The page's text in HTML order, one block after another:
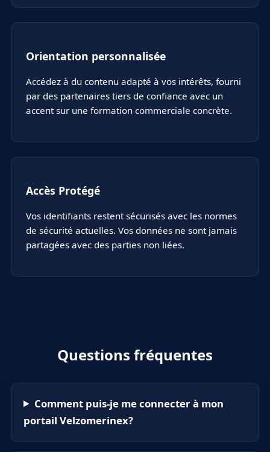
Orientation personnalisée
Accédez à du contenu adapté à vos intérêts, fourni
par des partenaires tiers de confiance avec un
accent sur une formation commerciale concrète.
Accès Protégé
Vos identifiants restent sécurisés avec les normes
de sécurité actuelles. Vos données ne sont jamais
partagées avec des parties non liées.
Questions fréquentes
Comment puis-je me connecter à mon
portail Velzomerinex?